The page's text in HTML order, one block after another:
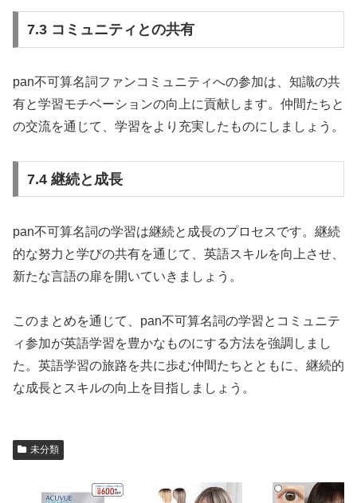
7.3 コミュニティとの共有
pan不可算名詞ファンコミュニティへの参加は、知識の共
有と学習モチベーションの向上に貢献します。仲間たちと
の交流を通じて、学習をより充実したものにしましょう。
7.4 継続と成長
pan不可算名詞の学習は継続と成長のプロセスです。継続
的な努力と学びの共有を通じて、英語スキルを向上させ、
新たな言語の扉を開いていきましょう。
このまとめを通じて、pan不可算名詞の学習とコミュニテ
ィ参加が英語学習を豊かなものにする方法を強調しまし
た。英語学習の旅路を共に歩む仲間たちとともに、継続的
な成長とスキルの向上を目指しましょう。
未分類